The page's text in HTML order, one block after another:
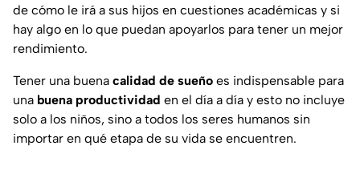
de cómo le irá a sus hijos en cuestiones académicas y si
hay algo en lo que puedan apoyarlos para tener un mejor
rendimiento.
Tener una buena calidad de sueño es indispensable para
una buena productividad en el día a día y esto no incluye
solo a los niños, sino a todos los seres humanos sin
importar en qué etapa de su vida se encuentren.